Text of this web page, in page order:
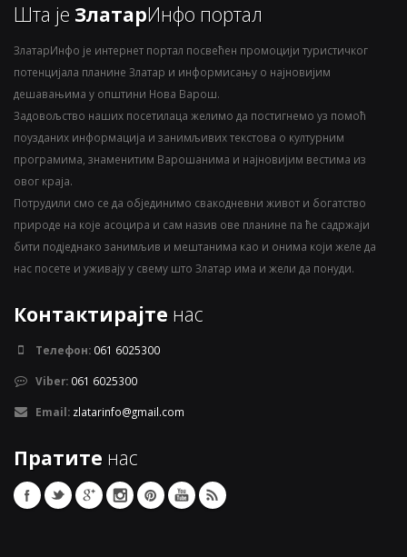
Шта је ЗлатарИнфо портал
ЗлатарИнфо је интернет портал посвећен промоцији туристичког
потенцијала планине Златар и информисању о најновијим
дешавањима у општини Нова Варош.
Задовољство наших посетилаца желимо да постигнемо уз помоћ
поузданих информација и занимљивих текстова о културним
програмима, знаменитим Варошанима и најновијим вестима из
овог краја.
Потрудили смо се да објединимо свакодневни живот и богатство
природе на које асоцира и сам назив ове планине па ће садржаји
бити подједнако занимљив и мештанима као и онима који желе да
нас посете и уживају у свему што Златар има и жели да понуди.
Контактирајте нас
Телефон: 061 6025300
Viber: 061 6025300
Email: zlatarinfo@gmail.com
Пратите нас